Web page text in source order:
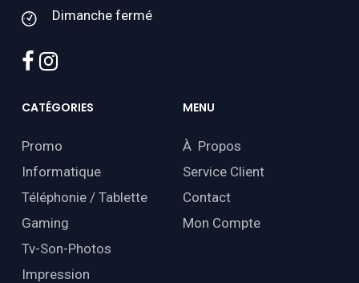
Dimanche fermé
facebook
instagram
CATÉGORIES
Promo
Informatique
Téléphonie / Tablette
Gaming
Tv-Son-Photos
Impression
MENU
À Propos
Service Client
Contact
Mon Compte